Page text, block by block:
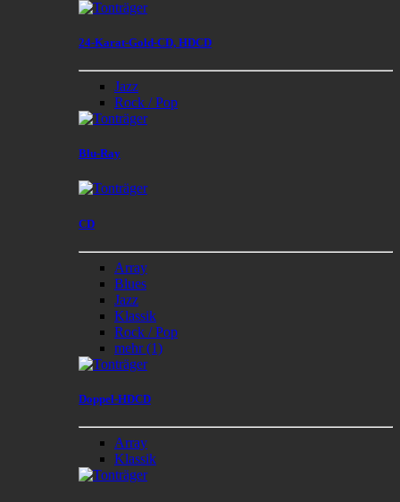
24-Karat-Gold-CD, HDCD
Jazz
Rock / Pop
Blu-Ray
CD
Array
Blues
Jazz
Klassik
Rock / Pop
mehr(1)
Doppel-HDCD
Array
Klassik